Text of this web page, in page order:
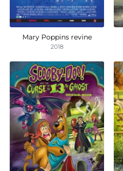
Mary Poppins revine
2018